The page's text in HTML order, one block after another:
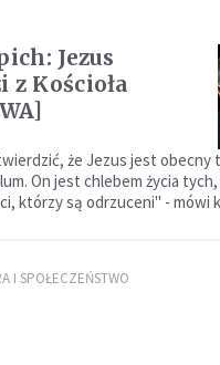
Jezus
z Kościoła
że Jezus jest obecny
On jest chlebem życia
którzy są odrzuceni" - mówi
I SPOŁECZEŃSTWO